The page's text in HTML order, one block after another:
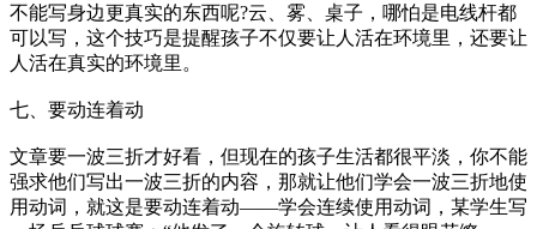
不能写身边更真实的东西呢?云、雾、桌子，哪怕是电线杆都
可以写，这个技巧是提醒孩子不仅要让人活在环境里，还要让
人活在真实的环境里。
七、要动连着动
文章要一波三折才好看，但现在的孩子生活都很平淡，你不能
强求他们写出一波三折的内容，那就让他们学会一波三折地使
用动词，就这是要动连着动——学会连续使用动词，某学生写